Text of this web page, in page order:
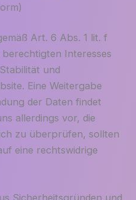
Art. 6 Abs. 1 lit. f
berechtigten Interesses
und
Eine Weitergabe
der Daten findet
allerdings vor, die
zu überprüfen, sollten
eine rechtswidrige